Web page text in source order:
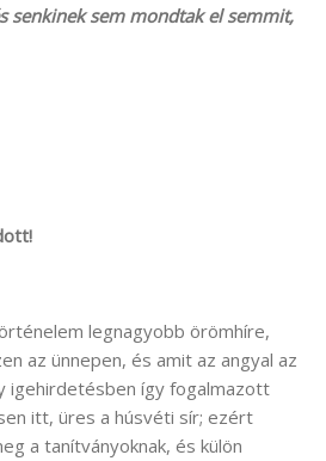
senkinek sem mondtak el semmit,
legnagyobb örömhíre,
az ünnepen, és amit az angyal az
igehirdetésben így fogalmazott
itt, üres a húsvéti sír; ezért
a tanítványoknak, és külön